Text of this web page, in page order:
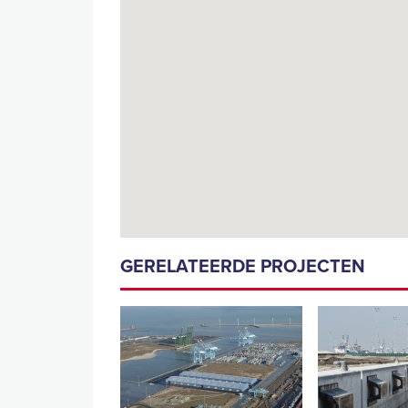
GERELATEERDE PROJECTEN